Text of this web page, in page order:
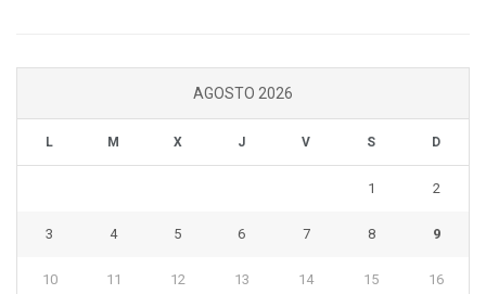
AGOSTO 2026
L M X J V S D
1 2
3 4 5 6 7 8 9
10 11 12 13 14 15 16